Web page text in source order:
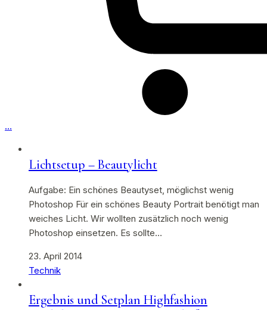
…
Lichtsetup – Beautylicht
Aufgabe: Ein schönes Beautyset, möglichst wenig
Photoshop Für ein schönes Beauty Portrait benötigt man
weiches Licht. Wir wollten zusätzlich noch wenig
Photoshop einsetzen. Es sollte…
23. April 2014
Technik
Ergebnis und Setplan Highfashion